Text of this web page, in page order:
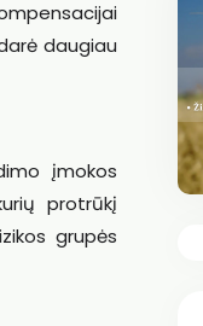
daugiau
įmokos
protrūkį
grupės